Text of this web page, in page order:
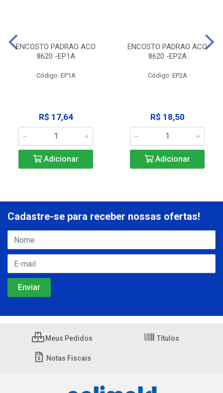
ENCOSTO PADRAO ACO
8620 -EP1A
Código: EP1A
R$ 17,64
Adicionar
ENCOSTO PADRAO ACO
8620 -EP2A
Código: EP2A
R$ 18,50
Adicionar
Cadastre-se para receber nossas ofertas!
Meus Pedidos Títulos
Notas Fiscais